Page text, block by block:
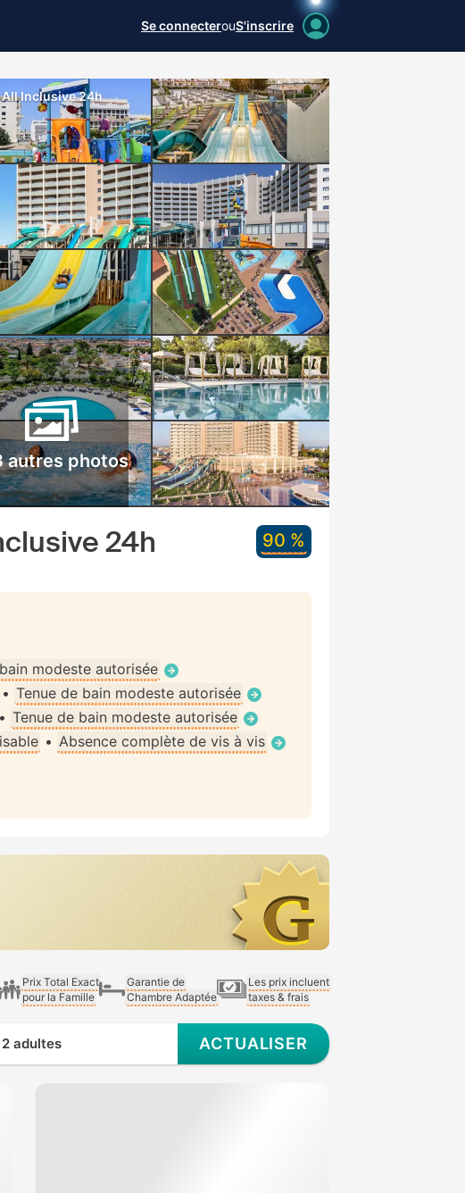
Se connecterouS'inscrire
Inclusive 24h
autres photos
24h 90 %
modeste autorisée
• Tenue de bain modeste autorisée
• Tenue de bain modeste autorisée
• Absence complète de vis à vis
Prix Total Exact
pour la Famille
Garantie de
Chambre Adaptée
Les prix incluent
taxes & frais
2 adultes ACTUALISER